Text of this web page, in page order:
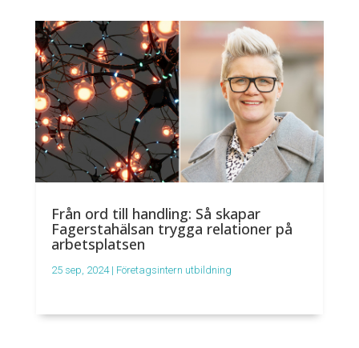
Från ord till handling: Så skapar
Fagerstahälsan trygga relationer på
arbetsplatsen
25 sep, 2024| Företagsintern utbildning